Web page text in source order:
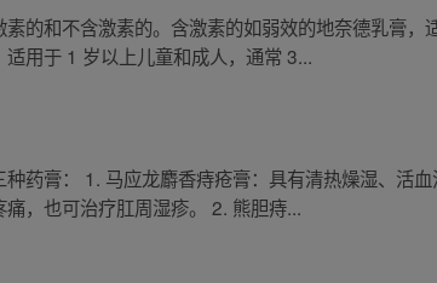
的和不含激素的。含激素的如弱效的地奈德乳膏
用于 1 岁以上儿童和成人，通常 3...
药膏： 1. 马应龙麝香痔疮膏：具有清热燥湿、活
，也可治疗肛周湿疹。 2. 熊胆痔...